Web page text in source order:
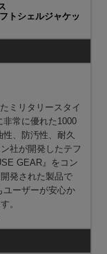
トシェルジャケッ
ミリタリースタイ
非常に優れた1000
、防汚性、耐久
社が開発したテフ
GEAR』をコン
発された製品で
ユーザーが安心か
。